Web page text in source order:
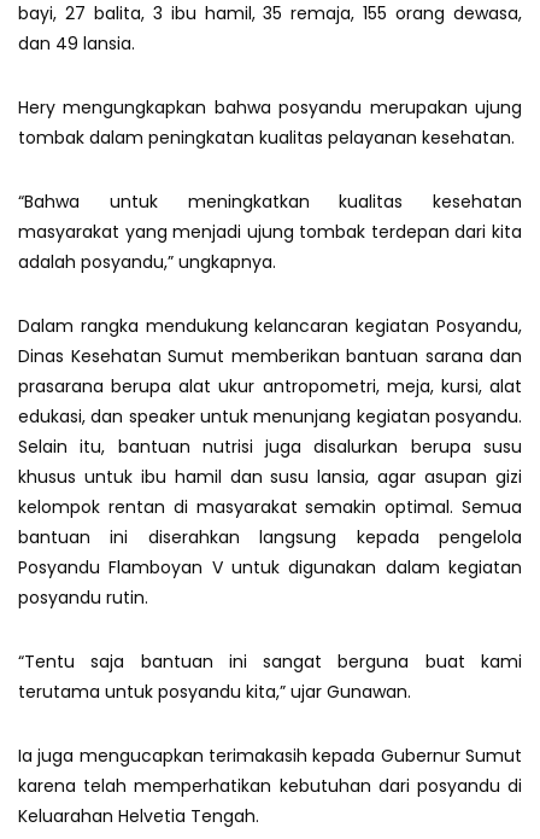
bayi, 27 balita, 3 ibu hamil, 35 remaja, 155 orang dewasa,
dan 49 lansia.
Hery mengungkapkan bahwa posyandu merupakan ujung
tombak dalam peningkatan kualitas pelayanan kesehatan.
“Bahwa untuk meningkatkan kualitas kesehatan
masyarakat yang menjadi ujung tombak terdepan dari kita
adalah posyandu,” ungkapnya.
Dalam rangka mendukung kelancaran kegiatan Posyandu,
Dinas Kesehatan Sumut memberikan bantuan sarana dan
prasarana berupa alat ukur antropometri, meja, kursi, alat
edukasi, dan speaker untuk menunjang kegiatan posyandu.
Selain itu, bantuan nutrisi juga disalurkan berupa susu
khusus untuk ibu hamil dan susu lansia, agar asupan gizi
kelompok rentan di masyarakat semakin optimal. Semua
bantuan ini diserahkan langsung kepada pengelola
Posyandu Flamboyan V untuk digunakan dalam kegiatan
posyandu rutin.
“Tentu saja bantuan ini sangat berguna buat kami
terutama untuk posyandu kita,” ujar Gunawan.
Ia juga mengucapkan terimakasih kepada Gubernur Sumut
karena telah memperhatikan kebutuhan dari posyandu di
Keluarahan Helvetia Tengah.